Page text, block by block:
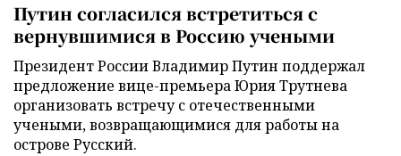
Путин согласился встретиться с
вернувшимися в Россию учеными
Президент России Владимир Путин поддержал
предложение вице-премьера Юрия Трутнева
организовать встречу с отечественными
учеными, возвращающимися для работы на
острове Русский.